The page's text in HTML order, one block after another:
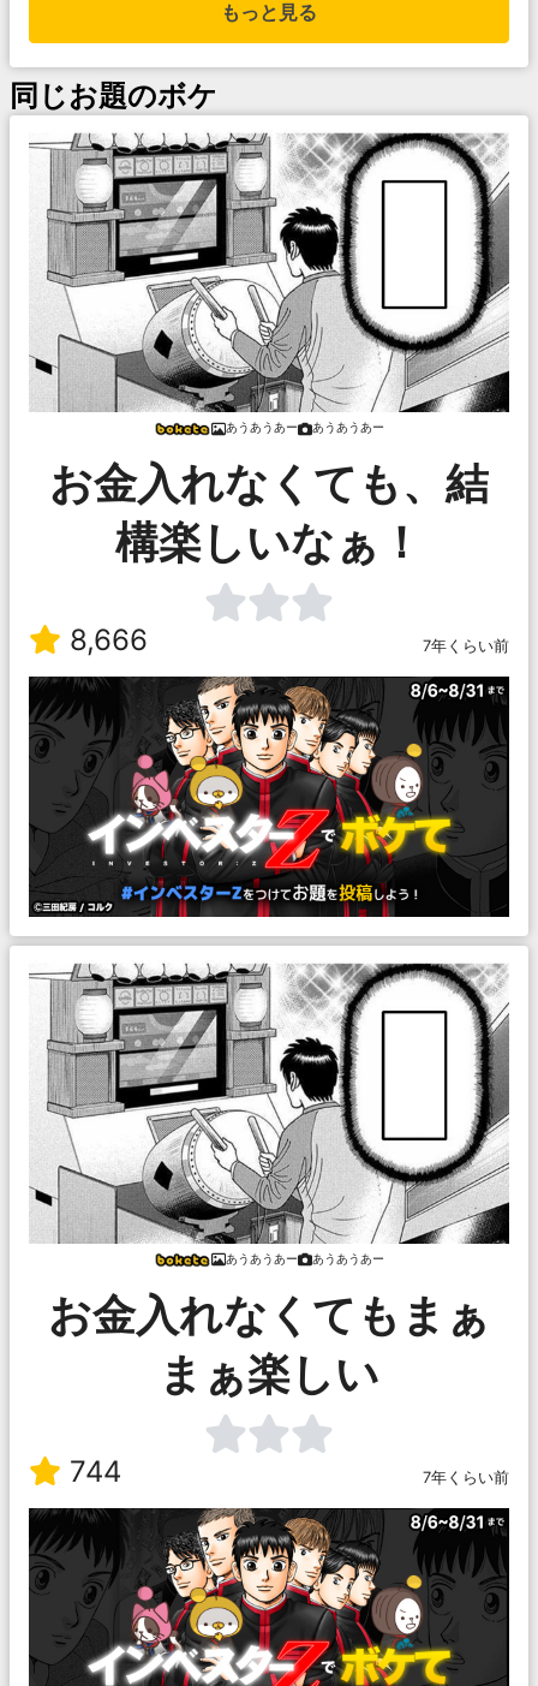
もっと見る
同じお題のボケ
あうあうあー あうあうあー
お金入れなくても、結
構楽しいなぁ！
8,666 7年くらい前
あうあうあー あうあうあー
お金入れなくてもまぁ
まぁ楽しい
744 7年くらい前